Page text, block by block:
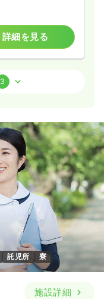
詳細を見る
詳細を見る
一時募集休止
3
託児所 寮
施設詳細